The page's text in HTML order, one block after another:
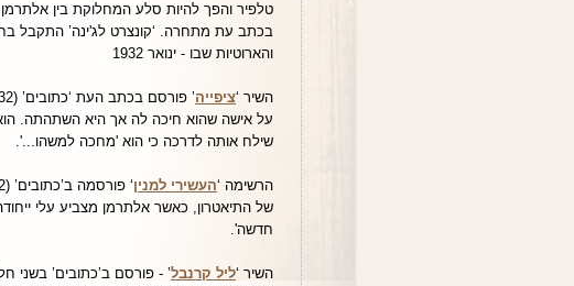
טלפיר והפך להיות סלע המחלוקת בין
בכתב עת מתחרה. ‘קונצרט לג'ינה’ התקבל
והארוטיות שבו - ינואר 1932
השיר ‘ציפייה
על אישה שהוא חיכה לה אך היא השתהתה.
שילח אותה לדרכה כי הוא 'מחכה למשהו...'.
הרשימה ‘העשירי למנין
של התיאטרון, כאשר אלתרמן מצביע עלי
חדשה'.
השיר ‘ליל קרנבל’ - פורסם ב’כתובים’ בשני